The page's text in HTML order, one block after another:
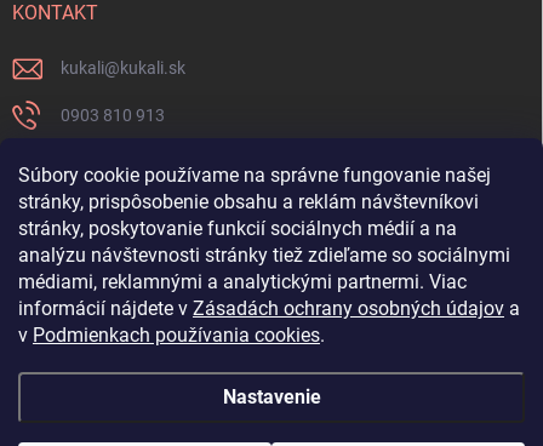
Súbory cookie používame na správne fungovanie našej
stránky, prispôsobenie obsahu a reklám návštevníkovi
stránky, poskytovanie funkcií sociálnych médií a na
analýzu návštevnosti stránky tiež zdieľame so sociálnymi
médiami, reklamnými a analytickými partnermi. Viac
informácií nájdete v Zásadách ochrany osobných údajov a
v Podmienkach používania cookies.
Nastavenie
KONTAKT
kukali@kukali.sk
0903 810 913
0903 810 913
Nenechajte si ujsť novinky a sledujte nás na FB
kukalishop